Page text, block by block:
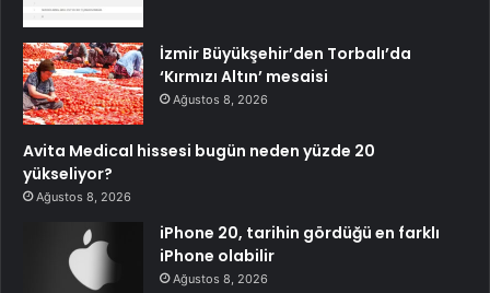
İzmir Büyükşehir’den Torbalı’da
‘Kırmızı Altın’ mesaisi
Ağustos 8, 2026
Avita Medical hissesi bugün neden yüzde 20
yükseliyor?
Ağustos 8, 2026
iPhone 20, tarihin gördüğü en farklı
iPhone olabilir
Ağustos 8, 2026